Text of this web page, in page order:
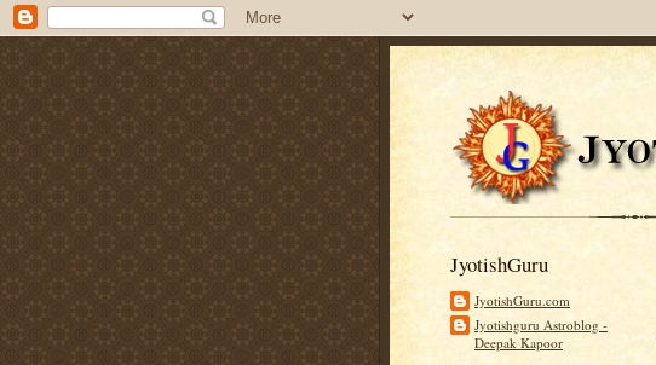
JyotishGuru
JyotishGuru.com
Jyotishguru Astroblog -
Deepak Kapoor